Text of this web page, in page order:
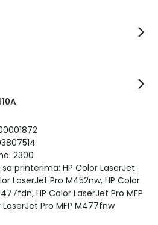
2300
printerima: HP Color LaserJet
LaserJet Pro M452nw, HP Color
HP Color LaserJet Pro MFP
Pro MFP M477fnw